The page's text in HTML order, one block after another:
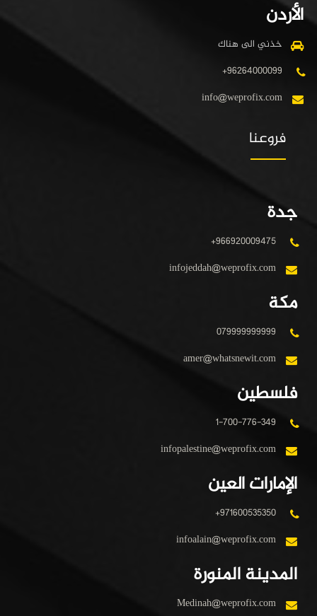
الأردن
خذني الى هناك
+96264000099
info@weprofix.com
فروعنا
جدة
+966920009475
infojeddah@weprofix.com
مكة
079999999999
amer@whatsnewit.com
فلسطين
1-700-776-349
infopalestine@weprofix.com
الإمارات العين
+971600535350
infoalain@weprofix.com
المدينة المنورة
Medinah@weprofix.com